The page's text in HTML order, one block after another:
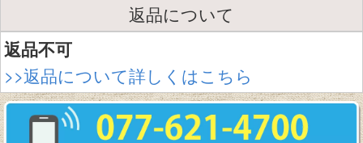
返品について
返品不可
>>返品について詳しくはこちら